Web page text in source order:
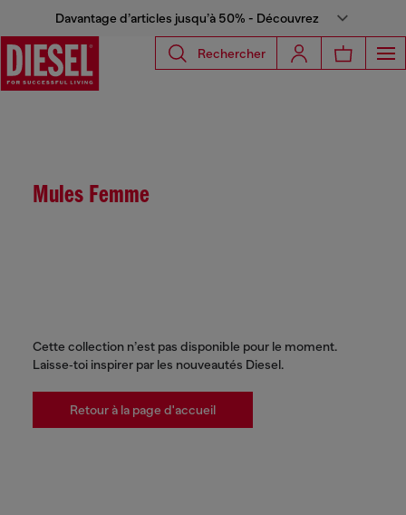
Davantage d’articles jusqu’à 50% - Découvrez
Rechercher
Mules Femme
Cette collection n’est pas disponible pour le moment.
Laisse‑toi inspirer par les nouveautés Diesel.
Retour à la page d'accueil